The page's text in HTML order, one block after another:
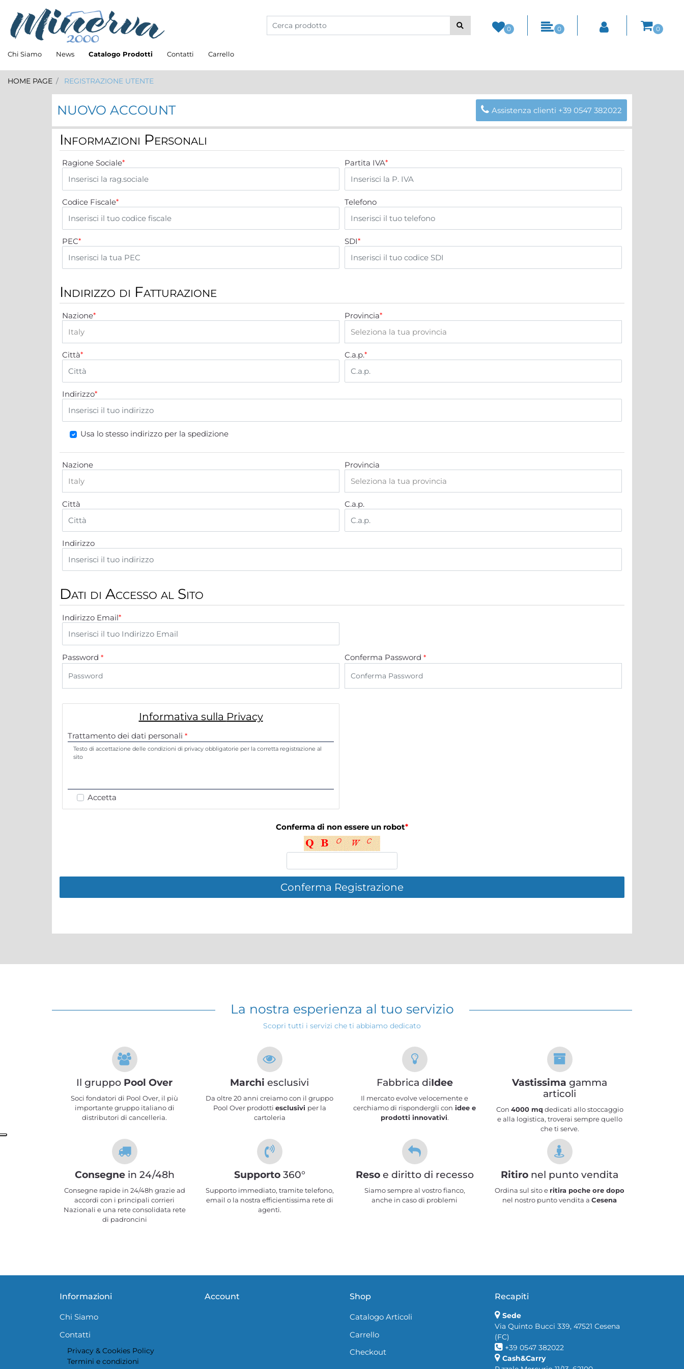
0 0 0
Chi Siamo News Catalogo Prodotti Contatti Carrello
HOME PAGE REGISTRAZIONE UTENTE
NUOVO ACCOUNT Assistenza clienti +39 0547 382022
Informazioni Personali
Ragione Sociale* Partita IVA*
Codice Fiscale* Telefono
PEC* SDI*
Indirizzo di Fatturazione
Nazione* Provincia*
Città* C.a.p.*
Indirizzo*
Usa lo stesso indirizzo per la spedizione
Nazione Provincia
Città C.a.p.
Indirizzo
Dati di Accesso al Sito
Indirizzo Email*
Password * Conferma Password *
Informativa sulla Privacy
Trattamento dei dati personali *
Trattamento dei dati personali *
Testo di accettazione delle condizioni di privacy obbligatorie per la corretta registrazione al
sito
Accetta
Conferma di non essere un robot*
La nostra esperienza al tuo servizio
Scopri tutti i servizi che ti abbiamo dedicato
Il gruppo Pool Over
Soci fondatori di Pool Over, il più
importante gruppo italiano di
distributori di cancelleria.
Marchi esclusivi
Da oltre 20 anni creiamo con il gruppo
Pool Over prodotti esclusivi per la
cartoleria
Fabbrica diIdee
Il mercato evolve velocemente e
cerchiamo di rispondergli con idee e
prodotti innovativi.
Vastissima gamma
articoli
Con 4000 mq dedicati allo stoccaggio
e alla logistica, troverai sempre quello
che ti serve.
Consegnein 24/48h
Consegne rapide in 24/48h grazie ad
accordi con i principali corrieri
Nazionali e una rete consolidata rete
di padroncini
Supporto360°
Supporto immediato, tramite telefono,
email o la nostra efficientissima rete di
agenti.
Resoe diritto di recesso
Siamo sempre al vostro fianco,
anche in caso di problemi
Ritiro nel punto vendita
Ordina sul sito e ritira poche ore dopo
nel nostro punto vendita a Cesena
Informazioni
Chi Siamo
Contatti
Privacy & Cookies Policy
Termini e condizioni
Account Shop
Catalogo Articoli
Carrello
Checkout
Recapiti
Sede
Via Quinto Bucci 339, 47521 Cesena
(FC)
+39 0547 382022
Cash&Carry